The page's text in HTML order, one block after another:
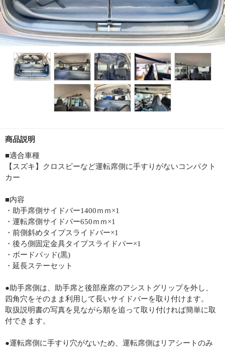
商品説明
■適合車種
【スズキ】クロスビーなど運転席側に手すりがないコンパクト
カー
■内容
・助手席側サイドバー1400ｍｍ×1
・運転席側サイドバー650ｍｍ×1
・前側斜めタイプスライドバー×1
・後ろ側固定金具タイプスライドバー×1
・ボードパッド(黒)
・延長ステーセット
●助手席側は、助手席と後部座席のアシストグリップを外し、
四角穴をそのまま利用して長いサイドバーを取り付けます。
取扱説明書の写真を見ながら順を追って取り付ければ簡単に取
付できます。
●運転席側に手すり穴がないため、運転席側はリアシートのみ